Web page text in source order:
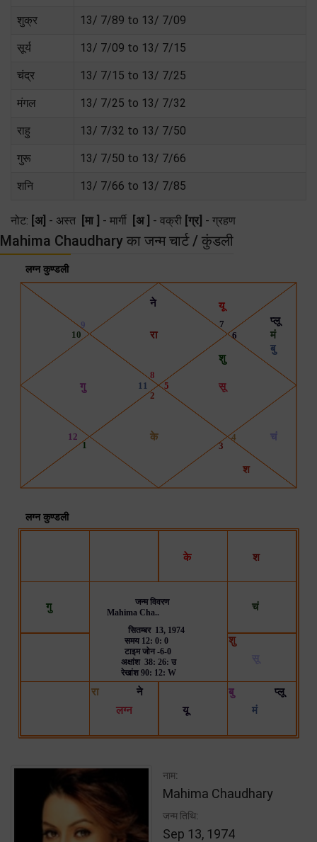
शुक्र 13/ 7/89 to 13/ 7/09
सूर्य 13/ 7/09 to 13/ 7/15
चंद्र 13/ 7/15 to 13/ 7/25
मंगल 13/ 7/25 to 13/ 7/32
राहु 13/ 7/32 to 13/ 7/50
गुरू 13/ 7/50 to 13/ 7/66
शनि 13/ 7/66 to 13/ 7/85
नोट: [अ] - अस्त [मा ] - मार्गी [अ ] - वक्री [ग्र] - ग्रहण
Mahima Chaudhary का जन्म चार्ट / कुंडली
नाम:
Mahima Chaudhary
जन्म तिथि:
Sep 13, 1974